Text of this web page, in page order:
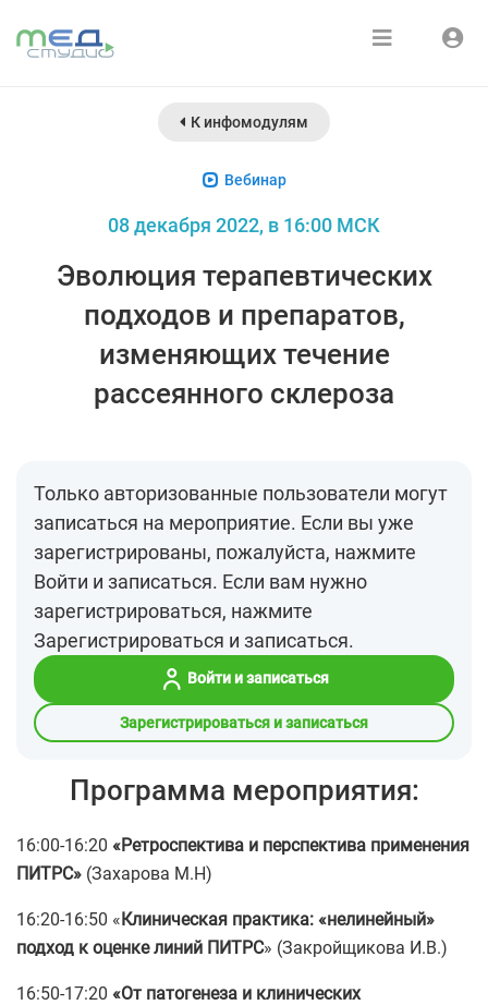
Курсы
Медиатека
Зарегистрироваться
К инфомодулям
Вебинар
08 декабря 2022, в 16:00 МСК
Эволюция терапевтических
подходов и препаратов,
изменяющих течение
рассеянного склероза
Только авторизованные пользователи могут
записаться на мероприятие. Если вы уже
зарегистрированы, пожалуйста, нажмите
Войти и записаться. Если вам нужно
зарегистрироваться, нажмите
Зарегистрироваться и записаться.
Войти и записаться
Зарегистрироваться и записаться
Программа мероприятия:
16:00-16:20 «Ретроспектива и перспектива применения
ПИТРС» (Захарова М.Н)
16:20-16:50 «Клиническая практика: «нелинейный»
подход к оценке линий ПИТРС» (Закройщикова И.В.)
16:50-17:20 «От патогенеза и клинических